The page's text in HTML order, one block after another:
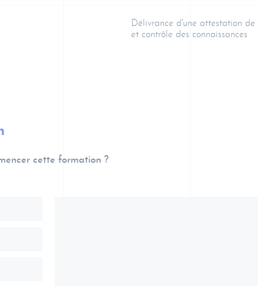
Délivrance d'une attestation
et contrôle des connaissances
cette formation ?